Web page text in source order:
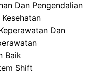
Dan Pengendalian
Dan
Baik
Shift